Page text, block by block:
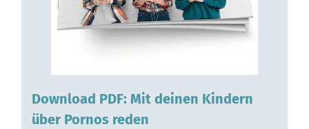
Download PDF: Mit deinen Kindern
über Pornos reden